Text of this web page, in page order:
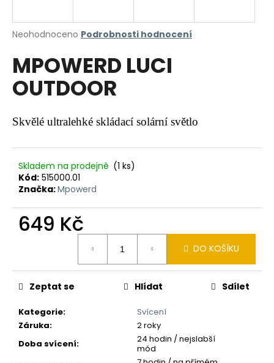
Průměrné
produktu
je
0,0
z
hvězdiček.
Neohodnoceno Podrobnosti hodnocení
MPOWERD LUCI
OUTDOOR
Skvělé ultralehké skládací solární světlo
Skladem na prodejně (1 ks)
Kód: 515000.01
Značka:Mpowerd
649 Kč
DO KOŠÍKU
Kategorie:
Svícení
Záruka:
2 roky
Doba svícení:
24 hodin / nejslabší
mód
Zeptat se Hlídat Sdílet
j
t
?
D
o
p
č
u
e
m
e